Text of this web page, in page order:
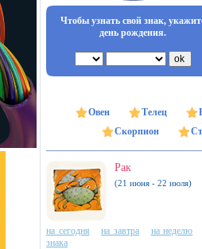
Чтобы узнать свой знак,
день рождения.
Овен Телец
Скорпион
Рак
(21 июня - 22 июля)
на сегодня на завтра
на неделю
знака